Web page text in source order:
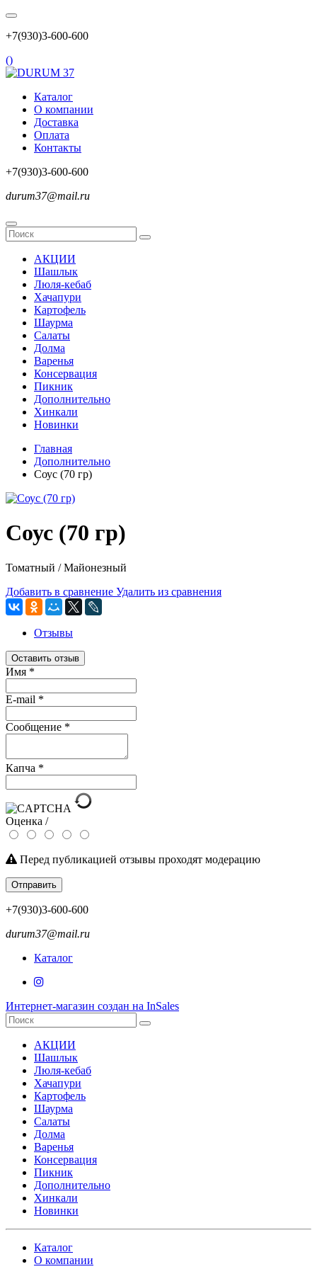
+7(930)3-600-600
()
Каталог
О компании
Доставка
Оплата
Контакты
+7(930)3-600-600
durum37@mail.ru
АКЦИИ
Шашлык
Люля-кебаб
Хачапури
Картофель
Шаурма
Салаты
Долма
Варенья
Консервация
Пикник
Дополнительно
Хинкали
Новинки
Главная
Дополнительно
Соус (70 гр)
Соус (70 гр)
Томатный / Майонезный
Добавить в сравнение Удалить из сравнения
Отзывы
Оставить отзыв
Имя *
E-mail *
Сообщение *
Капча *
Оценка /
Перед публикацией отзывы проходят модерацию
Отправить
+7(930)3-600-600
durum37@mail.ru
Каталог
Интернет-магазин создан на InSales
АКЦИИ
Шашлык
Люля-кебаб
Хачапури
Картофель
Шаурма
Салаты
Долма
Варенья
Консервация
Пикник
Дополнительно
Хинкали
Новинки
Каталог
О компании